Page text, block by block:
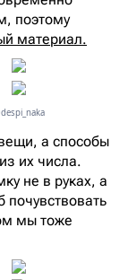
поэтому
материал.
а способы
их числа.
не в руках, а
почувствовать
мы тоже